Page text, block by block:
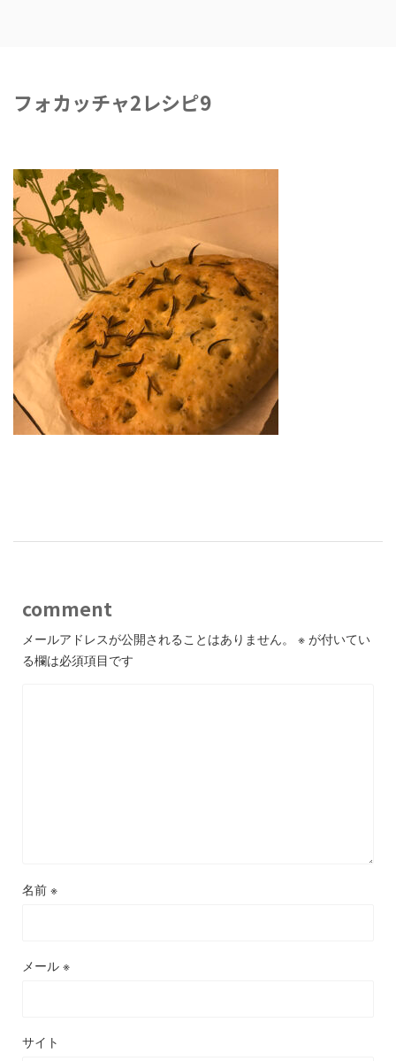
フォカッチャ2レシピ9
comment
メールアドレスが公開されることはありません。 ※ が付いてい
る欄は必須項目です
名前 ※
メール ※
サイト